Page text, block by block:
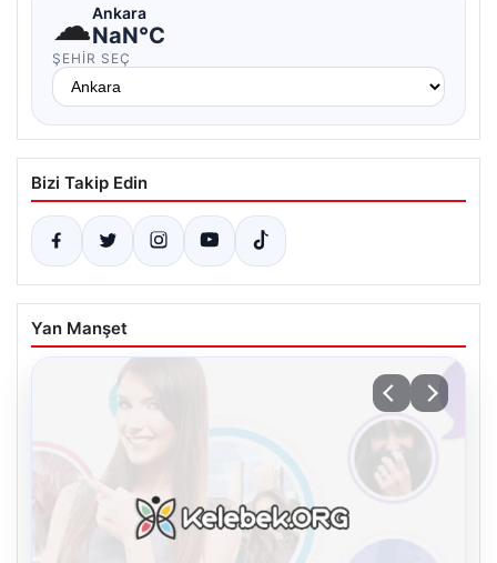
☁Ankara
NaN°C
ŞEHIR SEÇ
Bizi Takip Edin
Yan Manşet